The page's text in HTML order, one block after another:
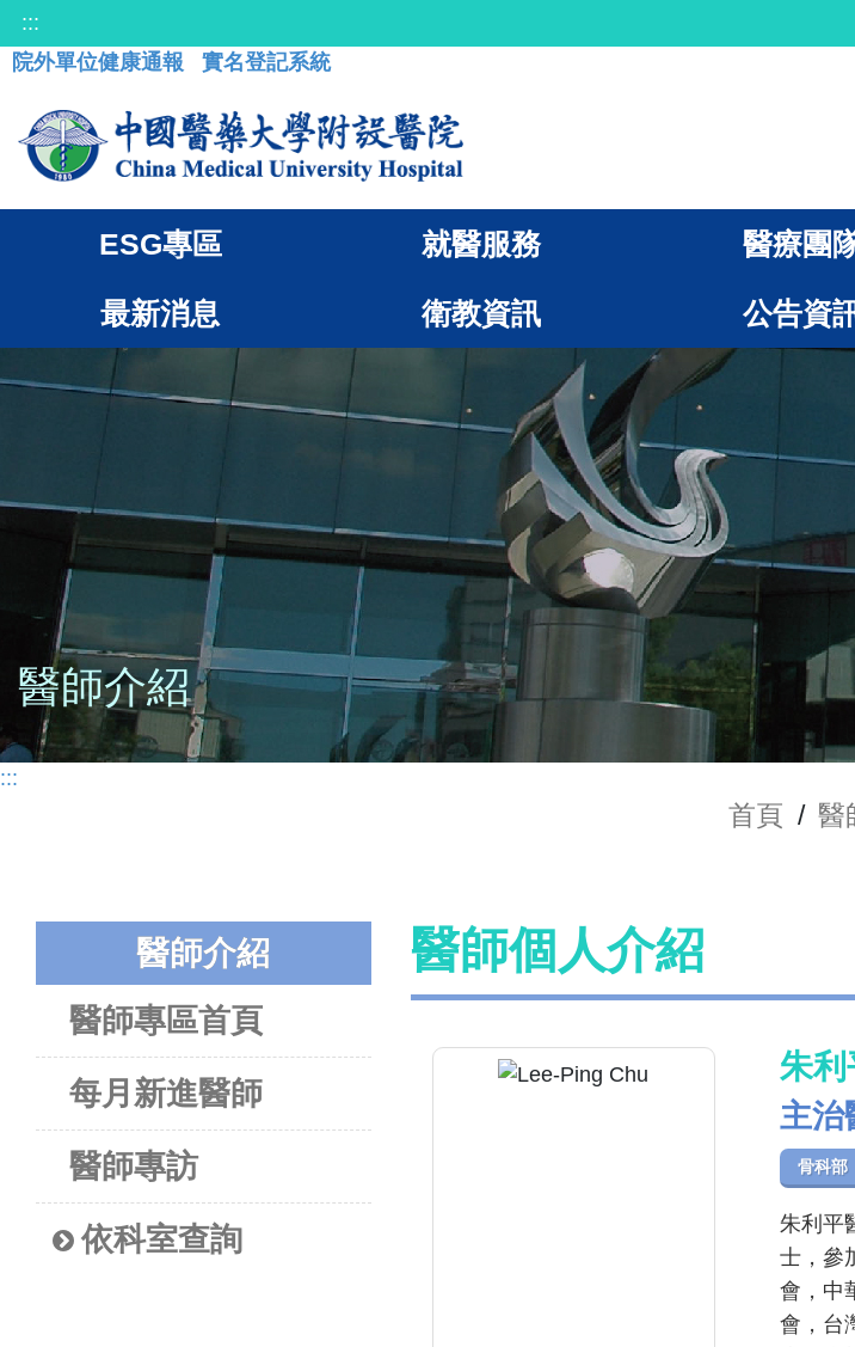
:::
院外單位健康通報
實名登記系統
ESG專區 就醫服務 醫療團
最新消息 衛教資訊 公告資
醫師介紹
:::
首頁 / 醫
醫師介紹
醫師專區首頁
每月新進醫師
醫師專訪
依科室查詢
醫師個人介紹
朱
主治
骨科部
朱利平
士，參
會，中
會，台